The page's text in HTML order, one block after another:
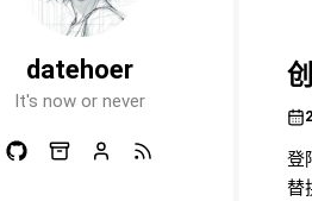
datehoer
It's now or never
登
替